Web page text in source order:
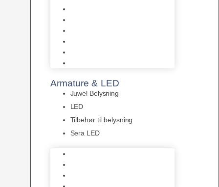
Armature & LED
Juwel Belysning
LED
Tilbehør til belysning
Sera LED